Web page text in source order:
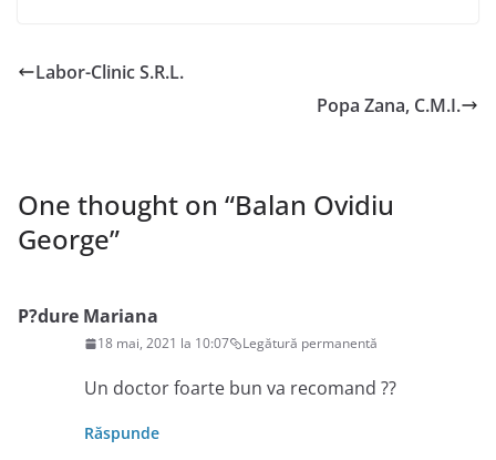
Labor-Clinic S.R.L.
Popa Zana, C.M.I.
One thought on “Balan Ovidiu
George”
P?dure Mariana
18 mai, 2021 la 10:07 Legătură permanentă
Un doctor foarte bun va recomand ??
Răspunde